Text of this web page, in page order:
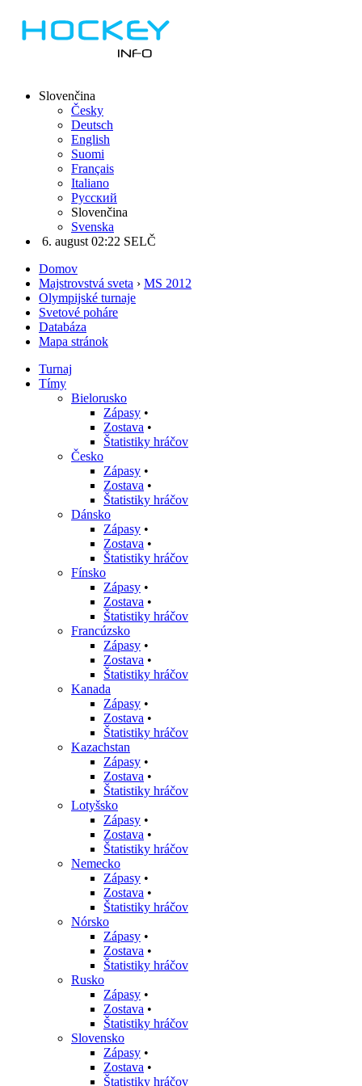
Slovenčina
Česky
Deutsch
English
Suomi
Français
Italiano
Русский
Slovenčina
Svenska
6. august 02:22 SELČ
Domov
Majstrovstvá sveta › MS 2012
Olympijské turnaje
Svetové poháre
Databáza
Mapa stránok
Turnaj
Tímy
Bielorusko
Zápasy •
Zostava •
Štatistiky hráčov
Česko
Zápasy •
Zostava •
Štatistiky hráčov
Dánsko
Zápasy •
Zostava •
Štatistiky hráčov
Fínsko
Zápasy •
Zostava •
Štatistiky hráčov
Francúzsko
Zápasy •
Zostava •
Štatistiky hráčov
Kanada
Zápasy •
Zostava •
Štatistiky hráčov
Kazachstan
Zápasy •
Zostava •
Štatistiky hráčov
Lotyšsko
Zápasy •
Zostava •
Štatistiky hráčov
Nemecko
Zápasy •
Zostava •
Štatistiky hráčov
Nórsko
Zápasy •
Zostava •
Štatistiky hráčov
Rusko
Zápasy •
Zostava •
Štatistiky hráčov
Slovensko
Zápasy •
Zostava •
Štatistiky hráčov